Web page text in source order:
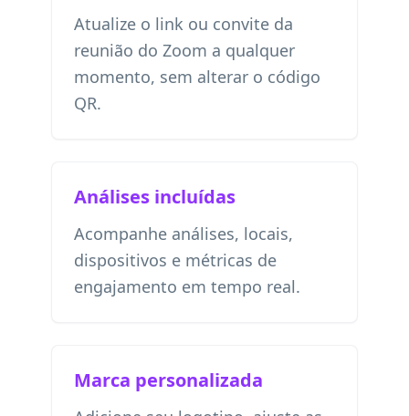
Atualize o link ou convite da
reunião do Zoom a qualquer
momento, sem alterar o código
QR.
Análises incluídas
Acompanhe análises, locais,
dispositivos e métricas de
engajamento em tempo real.
Marca personalizada